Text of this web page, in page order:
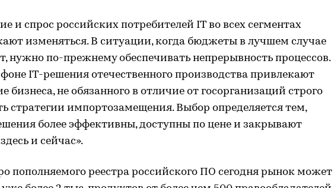
и спрос российских потребителей IT во всех сегментах
изменяться. В ситуации, когда бюджеты в лучшем случае
нужно по-прежнему обеспечивать непрерывность процессов.
IT-решения отечественного производства привлекают
бизнеса, не обязанного в отличие от госорганизаций строго
стратегии импортозамещения. Выбор определяется тем,
более эффективны, доступны по цене и закрывают
и сейчас».
пополняемого реестра российского ПО сегодня рынок может